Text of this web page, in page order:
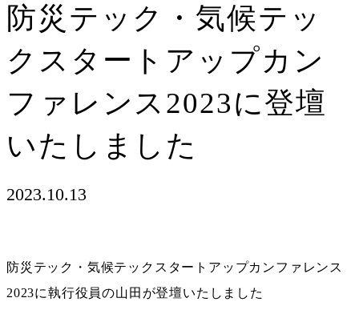
防災テック・気候テッ
クスタートアップカン
ファレンス2023に登壇
いたしました
2023.10.13
防災テック・気候テックスタートアップカンファレンス
2023に執行役員の山田が登壇いたしました